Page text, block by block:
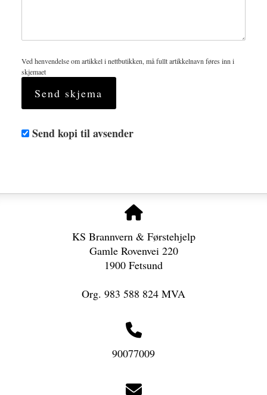
Ved henvendelse om artikkel i nettbutikken, må fullt artikkelnavn føres inn i
skjemaet
Send kopi til avsender
KS Brannvern & Førstehjelp
Gamle Rovenvei 220
1900 Fetsund
Org. 983 588 824 MVA
90077009